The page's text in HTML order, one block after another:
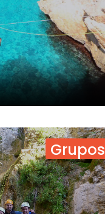
Grupos